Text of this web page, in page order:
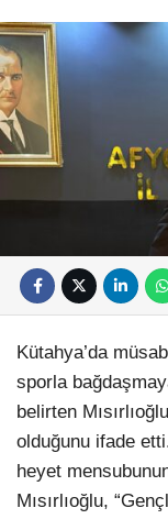
Kütahya’da
sporla
belirten
olduğunu ifade
heyet
Mısırlıoğlu,